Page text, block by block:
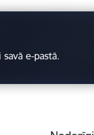
e-pastā.